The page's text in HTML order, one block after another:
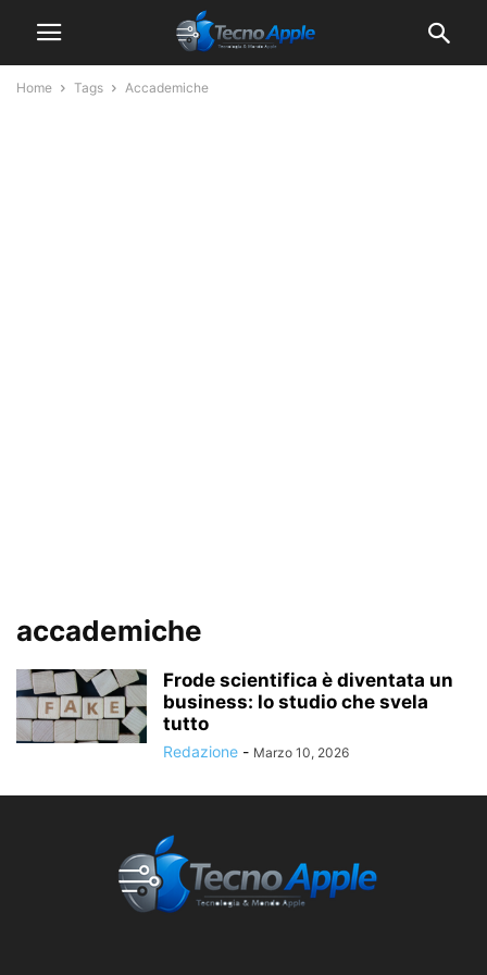
Home Tags Accademiche
accademiche
Frode scientifica è diventata un
business: lo studio che svela
tutto
Redazione - Marzo 10, 2026